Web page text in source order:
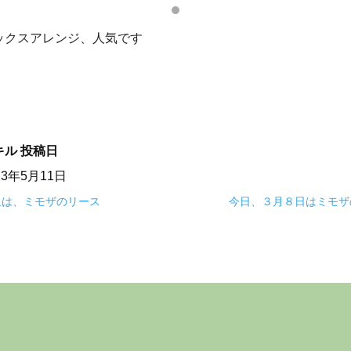
クスアレンジ、人気です
ル 投稿日
年5月11日
、ミモザのリース 今日、３月８日はミモ